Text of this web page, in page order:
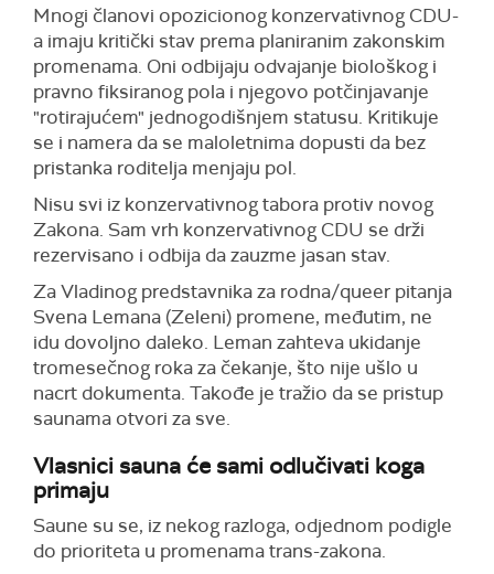
Mnogi članovi opozicionog konzervativnog CDU-
a imaju kritički stav prema planiranim zakonskim
promenama. Oni odbijaju odvajanje biološkog i
pravno fiksiranog pola i njegovo potčinjavanje
"rotirajućem" jednogodišnjem statusu. Kritikuje
se i namera da se maloletnima dopusti da bez
pristanka roditelja menjaju pol.
Nisu svi iz konzervativnog tabora protiv novog
Zakona. Sam vrh konzervativnog CDU se drži
rezervisano i odbija da zauzme jasan stav.
Za Vladinog predstavnika za rodna/queer pitanja
Svena Lemana (Zeleni) promene, međutim, ne
idu dovoljno daleko. Leman zahteva ukidanje
tromesečnog roka za čekanje, što nije ušlo u
nacrt dokumenta. Takođe je tražio da se pristup
saunama otvori za sve.
Vlasnici sauna će sami odlučivati koga
primaju
Saune su se, iz nekog razloga, odjednom podigle
do prioriteta u promenama trans-zakona.